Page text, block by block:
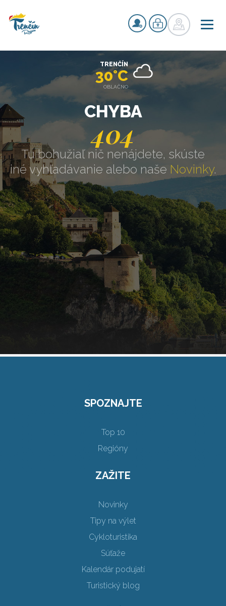
CHYBA
404
Tu bohužiaľ nič nenájdete, skúste
iné vyhľadávanie alebo naše Novinky.
TRENČÍN
30°C
OBLAČNO
SPOZNAJTE
Top 10
Regióny
ZAŽITE
Novinky
Tipy na výlet
Cykloturistika
Súťaže
Kalendár podujatí
Turistický blog